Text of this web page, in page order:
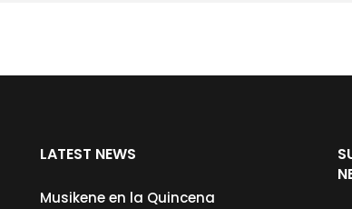
LATEST NEWS
Musikene en la Quincena